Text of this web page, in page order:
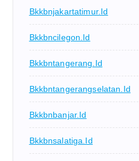
Bkkbnjakartatimur.id
Bkkbncilegon.id
Bkkbntangerang.id
Bkkbntangerangselatan.id
Bkkbnbanjar.id
Bkkbnsalatiga.id